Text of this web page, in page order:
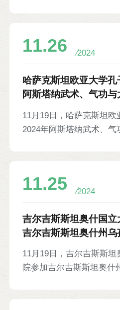
活动。苏里南国民议会议
表、当地民众等1500余人
11.26 2024
哈萨克斯坦欧亚大学
阿斯塔纳武术、气功
11月19日，哈萨克斯坦
2024年阿斯塔纳武术、气
市体育局局长列维德、阿
各地的280余名选手参加。
11.25 2024
吉尔吉斯斯坦奥什国
吉尔吉斯斯坦奥什州
11月19日，吉尔吉斯斯
院参加吉尔吉斯斯坦奥什